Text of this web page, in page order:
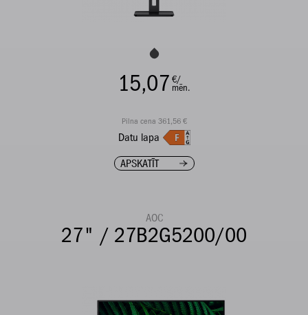
15,07 €/
mēn.
Pilna cena 361,56 €
Datu lapa
APSKATĪT
AOC
27" / 27B2G5200/00